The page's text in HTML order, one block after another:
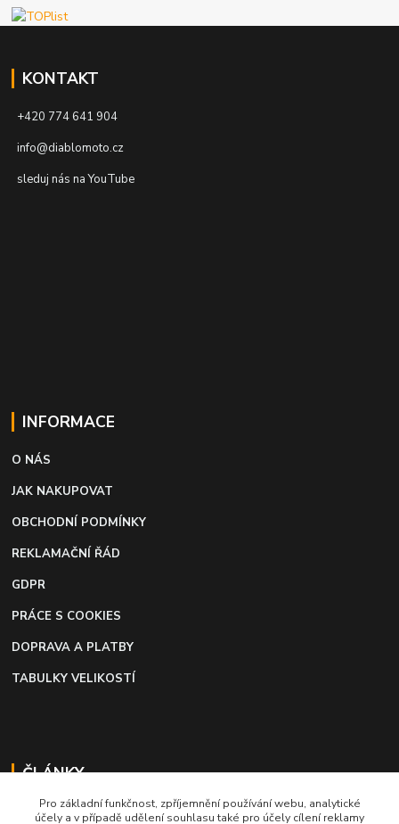
KONTAKT
+420 774 641 904
info@diablomoto.cz
sleduj nás na YouTube
INFORMACE
O NÁS
JAK NAKUPOVAT
OBCHODNÍ PODMÍNKY
REKLAMAČNÍ ŘÁD
GDPR
PRÁCE S COOKIES
DOPRAVA A PLATBY
TABULKY VELIKOSTÍ
ČLÁNKY
Profi lepidlo na boty a kůži
Pro základní funkčnost, zpříjemnění používání webu, analytické
účely a v případě udělení souhlasu také pro účely cílení reklamy